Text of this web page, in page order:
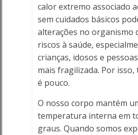
calor extremo associado
sem cuidados básicos
alterações no organismo
riscos à saúde,
crianças, idosos e
mais fragilizada. Por isso,
é pouco.
O nosso corpo mantém
temperatura interna em
graus. Quando somos